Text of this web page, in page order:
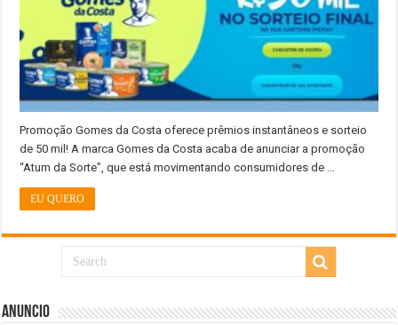
Promoção Gomes da Costa oferece prêmios instantâneos e sorteio
de 50 mil! A marca Gomes da Costa acaba de anunciar a promoção
“Atum da Sorte”, que está movimentando consumidores de …
EU QUERO
Anuncio